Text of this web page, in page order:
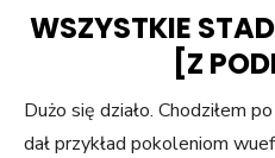
WSZYSTKIE
[Z
Dużo się działo. Chodziłem
dał przykład pokoleniom